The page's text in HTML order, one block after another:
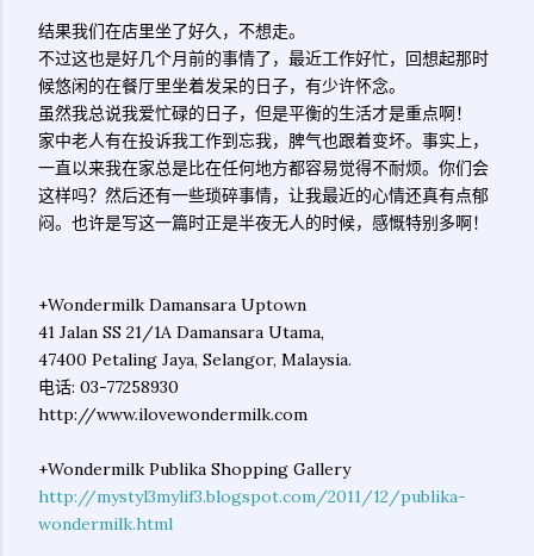
结果我们在店里坐了好久，不想走。
不过这也是好几个月前的事情了，最近工作好忙，回想起那时
候悠闲的在餐厅里坐着发呆的日子，有少许怀念。
虽然我总说我爱忙碌的日子，但是平衡的生活才是重点啊！
家中老人有在投诉我工作到忘我，脾气也跟着变坏。事实上，
一直以来我在家总是比在任何地方都容易觉得不耐烦。你们会
这样吗？然后还有一些琐碎事情，让我最近的心情还真有点郁
闷。也许是写这一篇时正是半夜无人的时候，感慨特别多啊！
+Wondermilk Damansara Uptown
41 Jalan SS 21/1A Damansara Utama,
47400 Petaling Jaya, Selangor, Malaysia.
电话: 03-77258930
http://www.ilovewondermilk.com
+Wondermilk Publika Shopping Gallery
http://mystyl3mylif3.blogspot.com/2011/12/publika-
wondermilk.html